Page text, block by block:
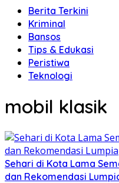
Berita Terkini
Kriminal
Bansos
Tips & Edukasi
Peristiwa
Teknologi
mobil klasik
Sehari di Kota Lama
dan Rekomendasi